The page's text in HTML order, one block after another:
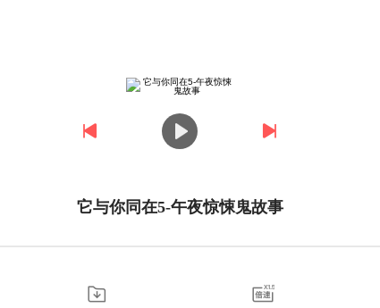
它与你同在5-午夜惊悚鬼故事